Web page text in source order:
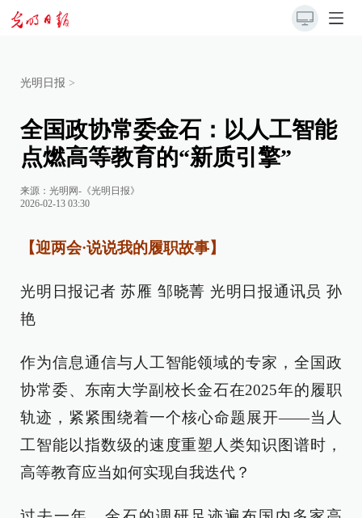
光明日报 >
全国政协常委金石：以人工智能
点燃高等教育的“新质引擎”
来源： 光明网-《光明日报》
2026-02-13 03:30
【迎两会·说说我的履职故事】
光明日报记者 苏雁 邹晓菁 光明日报通讯员 孙
艳
作为信息通信与人工智能领域的专家，全国政
协常委、东南大学副校长金石在2025年的履职
轨迹，紧紧围绕着一个核心命题展开——当人
工智能以指数级的速度重塑人类知识图谱时，
高等教育应当如何实现自我迭代？